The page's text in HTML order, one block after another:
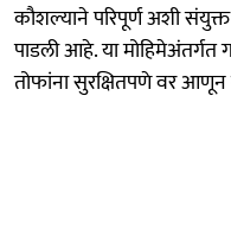
कौशल्याने परिपूर्ण अशी
पाडली आहे. या मोहिमेअंतर्गत
तोफांना सुरक्षितपणे वर